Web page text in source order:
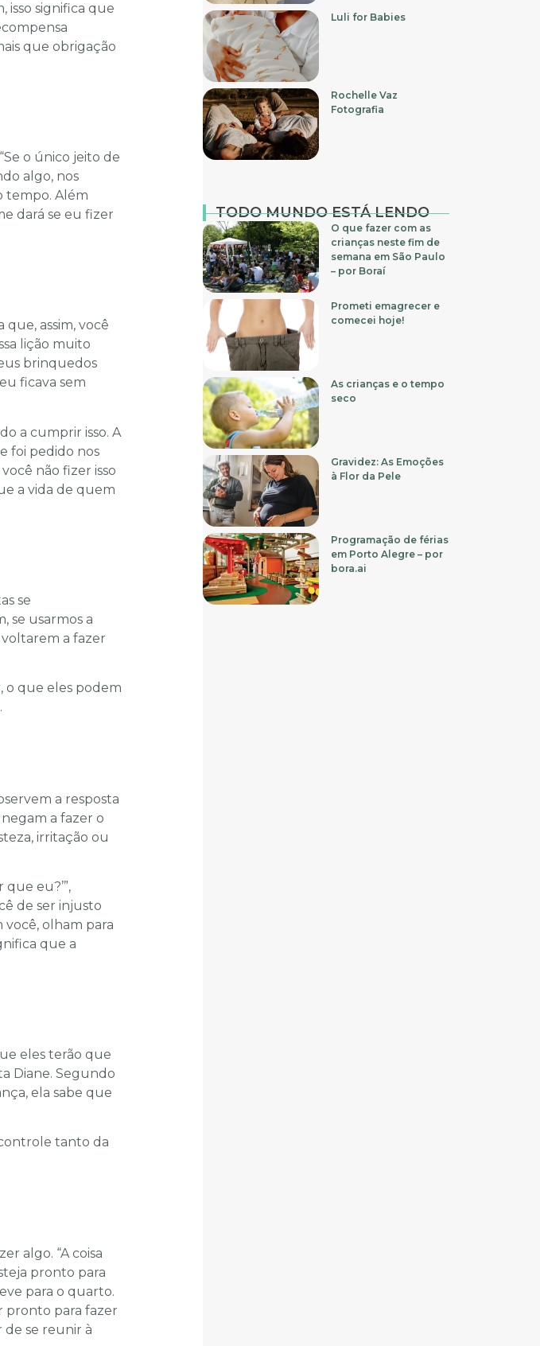
isso significa que
que obrigação
o único jeito de
algo, nos
tempo. Além
dará se eu fizer
que, assim, você
lição muito
brinquedos
ficava sem
a cumprir isso. A
foi pedido nos
não fizer isso
a vida de quem
se
se usarmos a
a fazer
o que eles podem
a resposta
a fazer o
irritação ou
eu?’”,
de ser injusto
você, olham para
que a
eles terão que
Diane. Segundo
ela sabe que
tanto da
algo. “A coisa
pronto para
para o quarto.
pronto para fazer
de se reunir à
Luli for Babies
Rochelle Vaz
Fotografia
TODO MUNDO ESTÁ LENDO
O que fazer com as
crianças neste fim de
semana em São Paulo
– por Boraí
Prometi emagrecer e
comecei hoje!
As crianças e o tempo
seco
Gravidez: As Emoções
à Flor da Pele
Programação de férias
em Porto Alegre – por
bora.ai